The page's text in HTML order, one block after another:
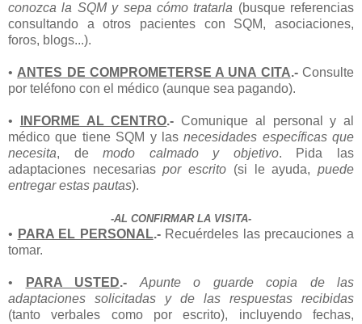
conozca la SQM y sepa cómo tratarla (busque referencias
consultando a otros pacientes con SQM, asociaciones,
foros, blogs...).
• ANTES DE COMPROMETERSE A UNA CITA.-Consulte
por teléfono con el médico (aunque sea pagando).
• INFORME AL CENTRO.- Comunique al personal y al
médico que tiene SQM y lasnecesidades específicas que
necesita, demodo calmado y objetivo. Pida las
adaptaciones necesariaspor escrito (si le ayuda,puede
entregar estas pautas).
-AL CONFIRMAR LA VISITA-
• PARA EL PERSONAL.-Recuérdeles las precauciones a
tomar.
• PARA USTED.-
Apunte o guarde copia de las
adaptaciones solicitadas y de las respuestas recibidas
(tanto verbales como por escrito), incluyendo fechas,